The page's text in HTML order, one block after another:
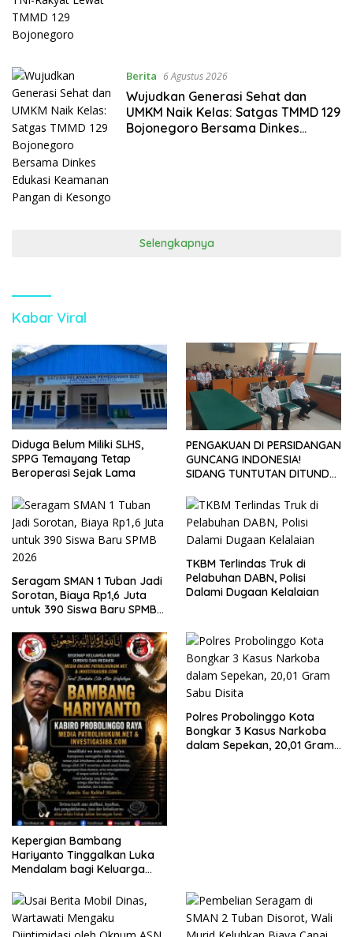
Berita 6 Agustus 2026
Wujudkan Generasi Sehat dan
UMKM Naik Kelas: Satgas TMMD 129
Bojonegoro Bersama Dinkes
Selengkapnya
Kabar Viral
Diduga Belum Miliki SLHS,
SPPG Temayang Tetap
Beroperasi Sejak Lama
PENGAKUAN DI PERSIDANGAN
GUNCANG INDONESIA!
SIDANG TUNTUTAN DITUNDA,
MENGAMUK DI PN MALANG
Seragam SMAN 1 Tuban Jadi
Sorotan, Biaya Rp1,6 Juta
untuk 390 Siswa Baru SPMB
TKBM Terlindas Truk di
Pelabuhan DABN, Polisi
Dalami Dugaan Kelalaian
Kepergian Bambang
Hariyanto Tinggalkan Luka
Mendalam bagi Keluarga
Polres Probolinggo Kota
Bongkar 3 Kasus Narkoba
dalam Sepekan, 20,01 Gram